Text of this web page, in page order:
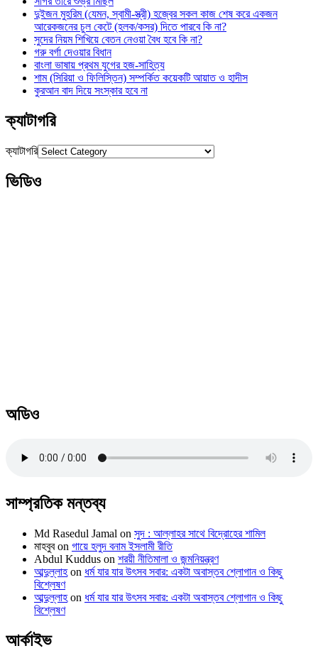
দুইজন মুহরিম (যেমন, স্বামী-স্ত্রী) হজ্বের সকল কাজ শেষ করে একজন
আরেকজনের চুল কেটে (হলক/কসর) দিতে পারবে কি না?
সুদের নিয়ম শিখিয়ে বেতন নেওয়া বৈধ হবে কি না?
গরু বর্গা দেওয়ার বিধান
বাংলা ভাষায় প্রথম যুগের হজ-সাহিত্য
শাম (সিরিয়া ও ফিলিস্তিন) সম্পর্কিত কয়েকটি আয়াত ও হাদীস
কুরআন বাদ দিয়ে সংস্কার হবে না
ক্যাটাগরি
ক্যাটাগরি
ভিডিও
অডিও
সাম্প্রতিক মন্তব্য
Md Rasedul Jamal on সুদ : আল্লাহর সাথে বিদ্রোহের শামিল
মাহবুবon গায়ে হলুদ বনাম ইসলামী রীতি
Abdul Kuddus on শরয়ী নীতিমালা ও জন্মনিয়ন্ত্রণ
আব্দুল্লাহon ধর্ম যার যার উৎসব সবার: একটা অবাস্তব শ্লোগান ও কিছু
বিশ্লেষণ
আব্দুল্লাহon ধর্ম যার যার উৎসব সবার: একটা অবাস্তব শ্লোগান ও কিছু
বিশ্লেষণ
আর্কাইভ